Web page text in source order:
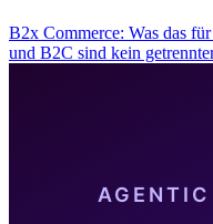
B2x Commerce: Was das
und B2C sind kein